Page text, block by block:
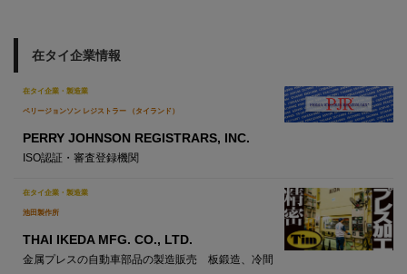
在タイ企業情報
在タイ企業・製造業
ペリージョンソン レジストラー （タイランド）
PERRY JOHNSON REGISTRARS, INC.
ISO認証・審査登録機関
在タイ企業・製造業
池田製作所
THAI IKEDA MFG. CO., LTD.
金属プレスの自動車部品の製造販売 板鍛造、冷間